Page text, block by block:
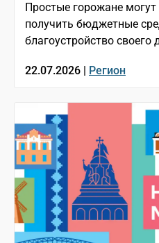
Простые горожане
получить бюджетные
благоустройство своего
22.07.2026 | Регион